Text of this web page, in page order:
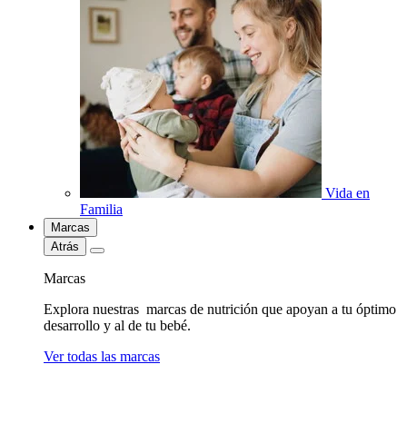
Vida en
Familia
Marcas
Atrás
Marcas
Explora nuestras marcas de nutrición que apoyan a tu óptimo
desarrollo y al de tu bebé.
Ver todas las marcas